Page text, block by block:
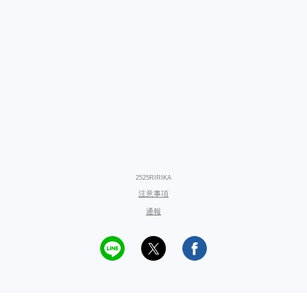
2525RIRIKA
注意事項
通報